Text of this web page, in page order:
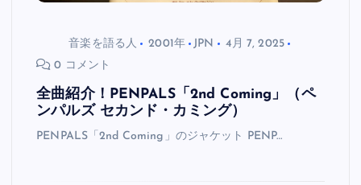
音楽を語る人 2001年 JPN
4月 7, 2025
0 コメント
全曲紹介！PENPALS「2nd Coming」（ペ
ンパルズ セカンド・カミング）
PENPALS「2nd Coming」のジャケット PENP…